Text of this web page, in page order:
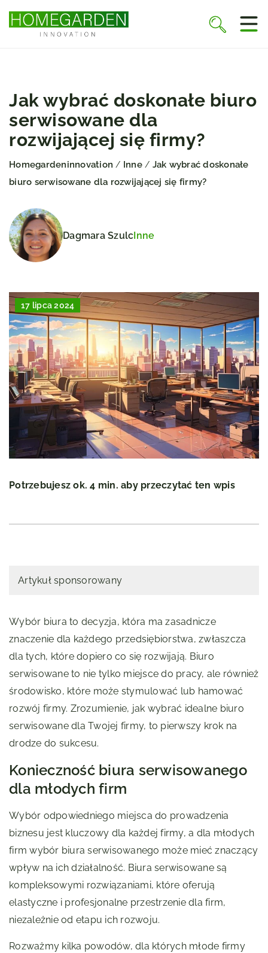
Jak wybrać doskonałe biuro
serwisowane dla
rozwijającej się firmy?
Homegardeninnovation / Inne/ Jak wybrać doskonałe
biuro serwisowane dla rozwijającej się firmy?
Dagmara SzulcInne
17 lipca 2024
Potrzebujesz ok. 4 min. aby przeczytać ten wpis
Artykuł sponsorowany
Wybór biura to decyzja, która ma zasadnicze
znaczenie dla każdego przedsiębiorstwa, zwłaszcza
dla tych, które dopiero co się rozwijają. Biuro
serwisowane to nie tylko miejsce do pracy, ale również
środowisko, które może stymulować lub hamować
rozwój firmy. Zrozumienie, jak wybrać idealne biuro
serwisowane dla Twojej firmy, to pierwszy krok na
drodze do sukcesu.
Konieczność biura serwisowanego
dla młodych firm
Wybór odpowiedniego miejsca do prowadzenia
biznesu jest kluczowy dla każdej firmy, a dla młodych
firm wybór biura serwisowanego może mieć znaczący
wpływ na ich działalność. Biura serwisowane są
kompleksowymi rozwiązaniami, które oferują
elastyczne i profesjonalne przestrzenie dla firm,
niezależnie od etapu ich rozwoju.
Rozważmy kilka powodów, dla których młode firmy